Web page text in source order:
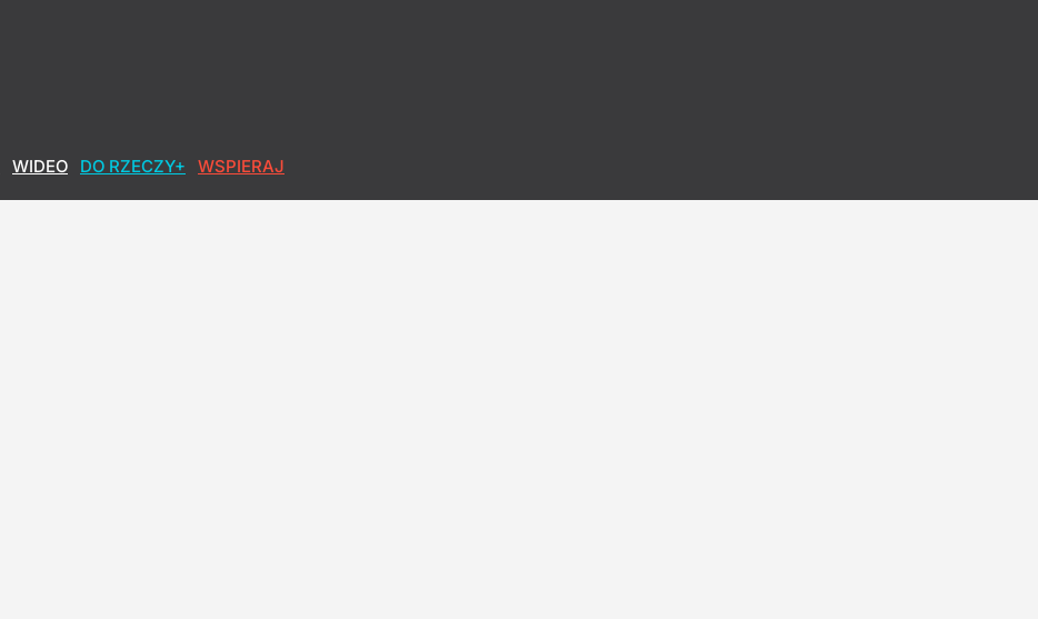
WIDEO DO RZECZY+ WSPIERAJ